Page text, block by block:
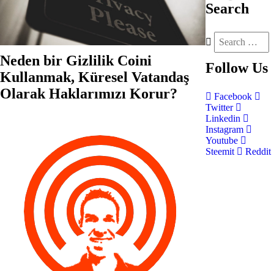
Neden bir Gizlilik Coini
Kullanmak, Küresel Vatandaş
Olarak Haklarımızı Korur?
Search
Follow Us
Facebook
Twitter
Linkedin
Instagram
Youtube
Steemit
Reddit